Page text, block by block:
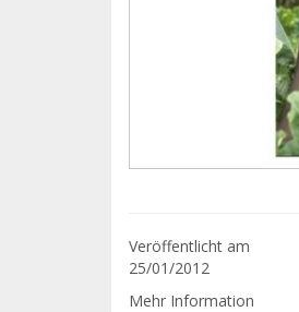
Veröffentlicht am
25/01/2012
Mehr Information